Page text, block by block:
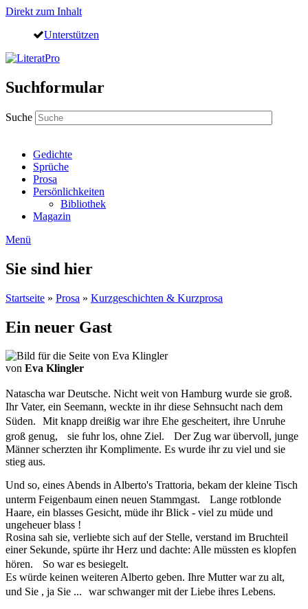
Direkt zum Inhalt
Unterstützen
Suchformular
Suche
Gedichte
Sprüche
Prosa
Persönlichkeiten
Bibliothek
Magazin
Menü
Sie sind hier
Startseite » Prosa » Kurzgeschichten & Kurzprosa
Ein neuer Gast
von Eva Klingler
Natascha war Deutsche. Nicht weit von Hamburg wurde sie groß.
Ihr Vater, ein Seemann, weckte in ihr diese Sehnsucht nach dem
Süden. Mit knapp dreißig war ihre Ehe gescheitert, ihre Unruhe
groß genug, sie fuhr los, ohne Ziel. Der Zug war übervoll, junge
Männer scherzten ihr Komplimente. Es wurde ihr zu viel und sie
stieg aus.
Und so, eines Abends in Alberto's Trattoria, bekam der kleine Tisch
unterm Feigenbaum einen neuen Stammgast. Lange rotblonde
Haare, ein blasses Gesicht, müde ihr Blick - viel zu müde und
ungeheuer blass !
Rosina sah sie, verliebte sich auf der Stelle, verstand im Bruchteil
einer Sekunde, spürte ihr Herz und dachte: Alle müssten es klopfen
hören. So war es besiegelt.
Es würde keinen weiteren Alberto geben. Ihre Mutter war zu alt,
und Sie , ja Sie ... war schwanger mit der Liebe ihres Lebens.